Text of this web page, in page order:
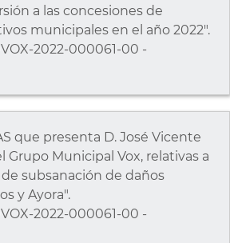
a las concesiones de
municipales en el año 2022".
2022-000061-00 -
que presenta D. José Vicente
Grupo Municipal Vox, relativas a
subsanación de daños
y Ayora".
2022-000061-00 -